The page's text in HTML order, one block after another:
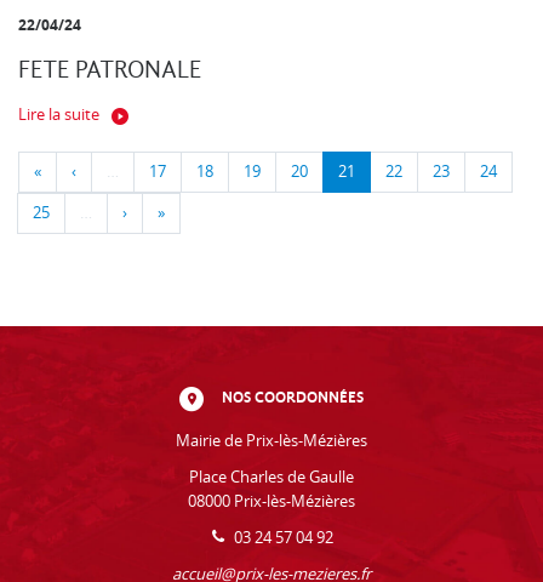
22/04/24
FETE PATRONALE
Lire la suite
« ‹ … 17 18 19 20 21 22 23 24
25 … › »
NOS COORDONNÉES
Mairie de Prix-lès-Mézières
Place Charles de Gaulle
08000 Prix-lès-Mézières
03 24 57 04 92
accueil@prix-les-mezieres.fr